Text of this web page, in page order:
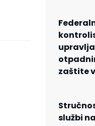
zaštite
službi